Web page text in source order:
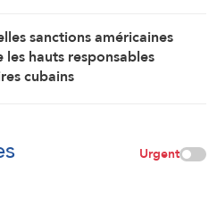
sanctions américaines
les hauts responsables
cubains
Urgent